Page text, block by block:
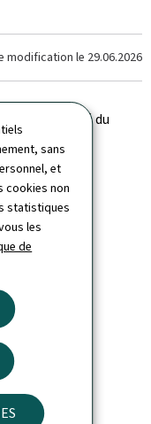
sans
et
cookies non
statistiques
les
de
modification le 29.06.2026
Grand-Duché du